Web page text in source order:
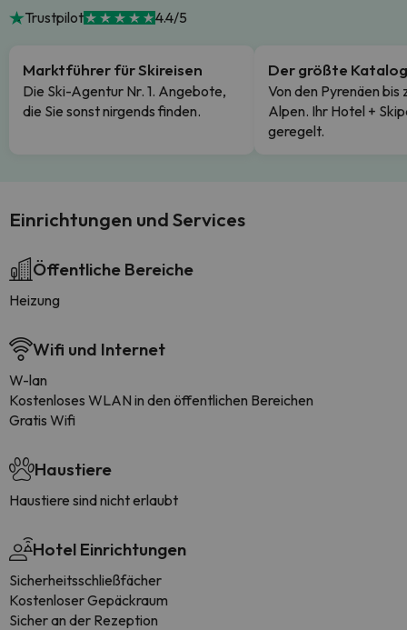
Trustpilot 4.4/5
Marktführer für Skireisen
Die Ski-Agentur Nr. 1. Angebote,
die Sie sonst nirgends finden.
Der größte Katalog
Von den Pyrenäen bis
Alpen. Ihr Hotel +
geregelt.
Einrichtungen und Services
Öffentliche Bereiche
Heizung
Wifi und Internet
W-lan
Kostenloses WLAN in den öffentlichen Bereichen
Gratis Wifi
Haustiere
Haustiere sind nicht erlaubt
Hotel Einrichtungen
Sicherheitsschließfächer
Kostenloser Gepäckraum
Sicher an der Rezeption